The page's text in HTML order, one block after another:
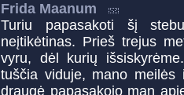
Frida Maanum
Turiu papasakoti šį
neįtikėtinas. Prieš trejus
vyru, dėl kurių
tuščia viduje, mano
draugė papasakojo man